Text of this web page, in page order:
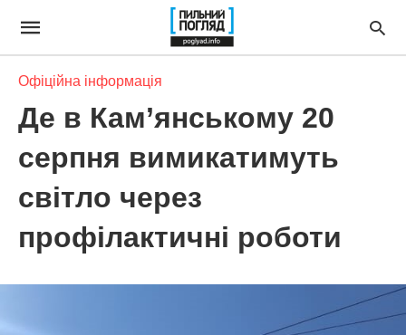
Офіційна інформація
Де в Кам’янському 20
серпня вимикатимуть
світло через
профілактичні роботи